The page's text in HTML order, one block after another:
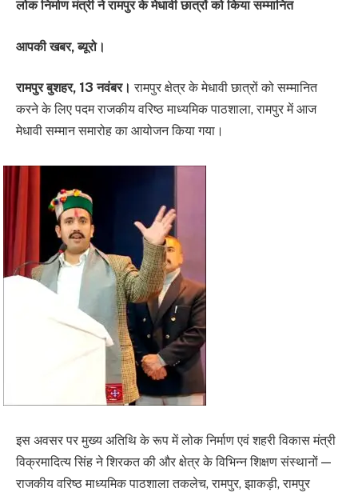
लोक निर्माण मंत्री ने रामपुर के मेधावी छात्रों को किया सम्मानित
आपकी खबर, ब्यूरो।
रामपुर बुशहर, 13 नवंबर। रामपुर क्षेत्र के मेधावी छात्रों को सम्मानित
करने के लिए पदम राजकीय वरिष्ठ माध्यमिक पाठशाला, रामपुर में आज
मेधावी सम्मान समारोह का आयोजन किया गया।
इस अवसर पर मुख्य अतिथि के रूप में लोक निर्माण एवं शहरी विकास मंत्री
विक्रमादित्य सिंह ने शिरकत की और क्षेत्र के विभिन्न शिक्षण संस्थानों —
राजकीय वरिष्ठ माध्यमिक पाठशाला तकलेच, रामपुर, झाकड़ी, रामपुर